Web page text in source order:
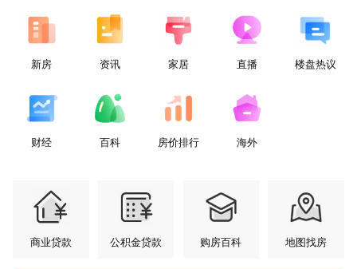
新房 资讯 家居 直播 楼盘热议
财经 百科 房价排行 海外
商业贷款 公积金贷款 购房百科 地图找房